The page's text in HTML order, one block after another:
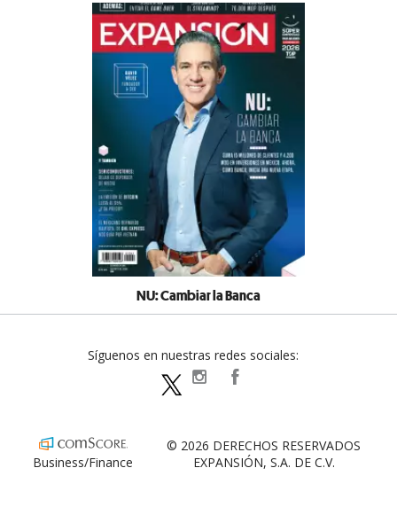
NU: Cambiar la Banca
Síguenos en nuestras redes sociales:
expansionpolitica
Business/Finance
© 2026 DERECHOS RESERVADOS
EXPANSIÓN, S.A. DE C.V.